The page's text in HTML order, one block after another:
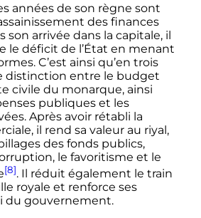
années de son règne sont
des finances
son arrivée dans la capitale, il
le déficit de l’État en menant
C’est ainsi qu’en trois
distinction entre le budget
civile du monarque, ainsi
publiques et les
Après avoir rétabli la
il rend sa valeur au riyal,
des fonds publics,
le favoritisme et le
[8]. Il réduit également le train
royale et renforce ses
du gouvernement.